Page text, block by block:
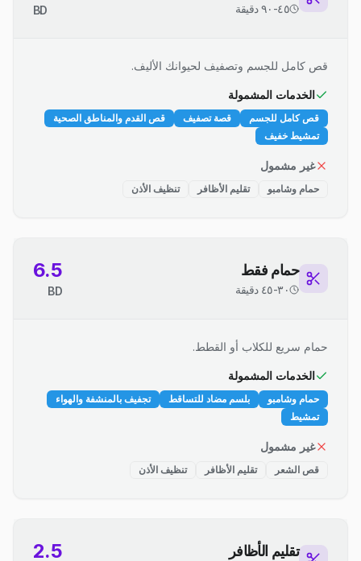
٤٥-٩٠ دقيقة BD
قص كامل للجسم وتصفيف لحيوانك الأليف.
الخدمات المشمولة
قص كامل للجسم قصة تصفيف
قص القدم والمناطق الصحية
تمشيط خفيف
غير مشمول
حمام وشامبو تقليم الأظافر تنظيف الأذن
حمام فقط
٣٠-٤٥ دقيقة
6.5
BD
حمام سريع للكلاب أو القطط.
الخدمات المشمولة
حمام وشامبو بلسم مضاد للتساقط
تجفيف بالمنشفة والهواء
تمشيط
غير مشمول
قص الشعر تقليم الأظافر تنظيف الأذن
تقليم الأظافر 2.5